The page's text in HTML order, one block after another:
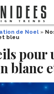
de Noel »
bleu
pour
blanc